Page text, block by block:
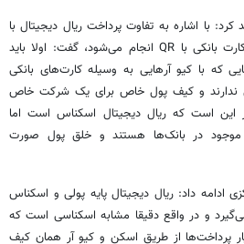
کرد: با اشاره به تفاوت پرداخت ریال دیجیتال با
QR با سایر پرداخت‌هایی که با کارت بانکی با QR انجام می‌شود، گفت: اولا باید
که با کیو آرهایی به وسیله کارت‌های بانکی
ندارند و کیف پول خاص برای یک شرکت خاص
است که ریال دیجیتال اسکناس است اما
موجود در بانک‌ها هستند و خلق پول صورت
ادامه داد: ریال دیجیتال پایه پولی و اسکناس
و در واقع دقیقا مشابه اسکناسی است که
پرداخت‌ها از طریق اسکن و کیو آر همان کیف